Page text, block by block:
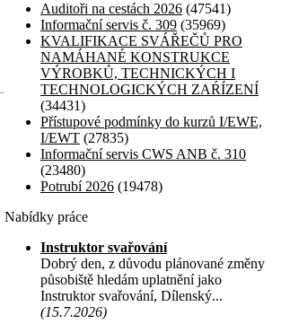
Auditoři na cestách 2026 (47541)
Informační servis č. 309 (35969)
KVALIFIKACE SVÁŘEČŮ PRO
NAMÁHANÉ KONSTRUKCE
VÝROBKŮ, TECHNICKÝCH I
TECHNOLOGICKÝCH ZAŔÍZENÍ
(34431)
Přístupové podmínky do kurzů I/EWE,
I/EWT (27835)
Informační servis CWS ANB č. 310
(23480)
Potrubí 2026 (19478)
Nabídky práce
Instruktor svařování
Dobrý den, z důvodu plánované změny
působiště hledám uplatnění jako
Instruktor svařování, Dílenský...
(15.7.2026)